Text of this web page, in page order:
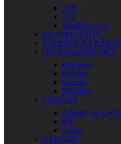
1:18
1:12
Skladačky 1:12
MOTOPLACHTY
NÁLEPKY NA
OSTATNÉ DOPLNKY
Kľúčenky
Nálepky
Hrnčeky
Dáždniky
STOJANY
Adaptéry na
MX
Cestné
NÁRADIE